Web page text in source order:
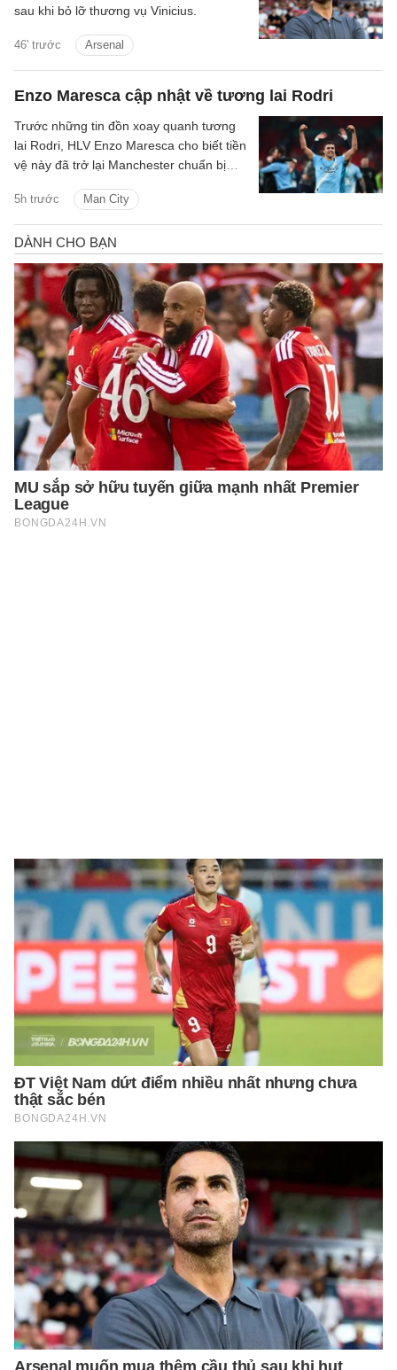
46' trước Arsenal
sau khi bỏ lỡ thương vụ Vinicius.
Enzo Maresca cập nhật về tương lai Rodri
5h trước Man City
Trước những tin đồn xoay quanh tương
lai Rodri, HLV Enzo Maresca cho biết tiền
vệ này đã trở lại Manchester chuẩn bị